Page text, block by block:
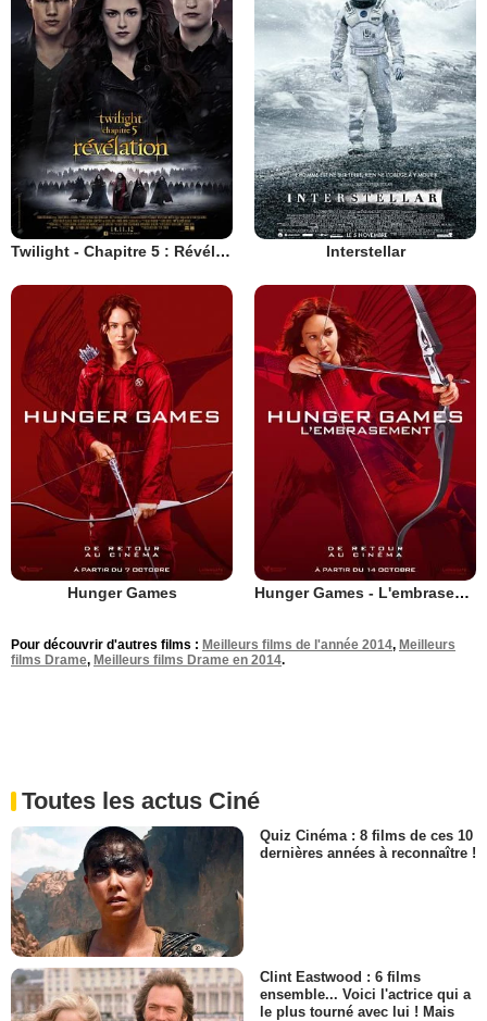
Twilight - Chapitre 5 : Révélation 2e partie Interstellar
Hunger Games Hunger Games - L'embrasement
Pour découvrir d'autres films : Meilleurs films de l'année 2014, Meilleurs
films Drame, Meilleurs films Drame en 2014.
Toutes les actus Ciné
Quiz Cinéma : 8 films de ces 10
dernières années à reconnaître !
Clint Eastwood : 6 films
ensemble... Voici l'actrice qui a
le plus tourné avec lui ! Mais